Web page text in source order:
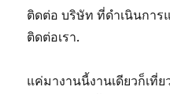
ติดต่อ บริษัท ที่ดำเนินการ
ติดต่อเรา.
แค่มางานนี้งานเดียวก็เที่